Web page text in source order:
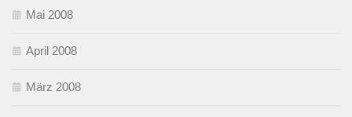
Mai 2008
April 2008
März 2008